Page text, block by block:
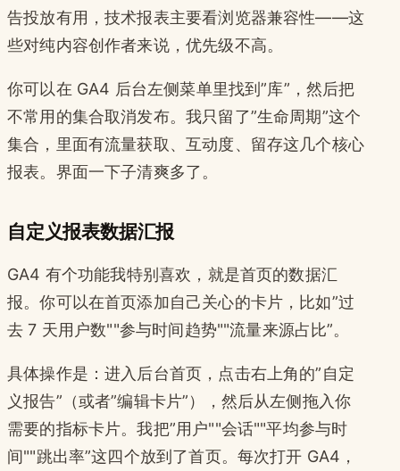
告投放有用，技术报表主要看浏览器兼容性——这
些对纯内容创作者来说，优先级不高。
你可以在 GA4 后台左侧菜单里找到”库”，然后把
不常用的集合取消发布。我只留了”生命周期”这个
集合，里面有流量获取、互动度、留存这几个核心
报表。界面一下子清爽多了。
自定义报表数据汇报
GA4 有个功能我特别喜欢，就是首页的数据汇
报。你可以在首页添加自己关心的卡片，比如”过
去 7 天用户数""参与时间趋势""流量来源占比”。
具体操作是：进入后台首页，点击右上角的”自定
义报告”（或者”编辑卡片”），然后从左侧拖入你
需要的指标卡片。我把”用户""会话""平均参与时
间""跳出率”这四个放到了首页。每次打开 GA4，